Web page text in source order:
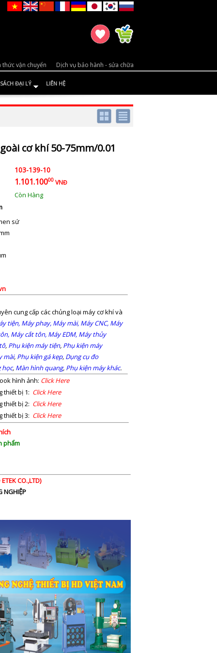
vận chuyển Dịch vụ bảo hành - sửa chữa
ĐẠI LÝ LIÊN HỆ
cơ khí 50-75mm/0.01
103-139-10
1.101.10000 VNĐ
Còn Hàng
sứ
cung cấp các chủng loại máy cơ khí và
tiện, Máy phay, Máy mài, Máy CNC, Máy
Máy cắt tôn, Máy EDM, Máy thủy
, Phụ kiện máy tiện, Phụ kiện máy
mài, Phụ kiện gá kẹp, Dụng cụ đo
học, Màn hình quang, Phụ kiện máy khác.
hình ảnh: Click Here
thiết bị 1: Click Here
thiết bị 2: Click Here
thiết bị 3: Click Here
phẩm
CO.,LTD)
NGHIỆP